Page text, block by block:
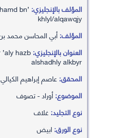
المؤلف بالإنجليزي: bn
khlyl/alqawqjy
المؤلف:أبي المحاسن محمد
العنوان بالإنجليزي:hazb
alshadhly alkbyr
المحقق:عاصم إبراهيم
الموضوع:أوراد - تصوف
نوع التجليد:غلاف
نوع الورق:ابيض